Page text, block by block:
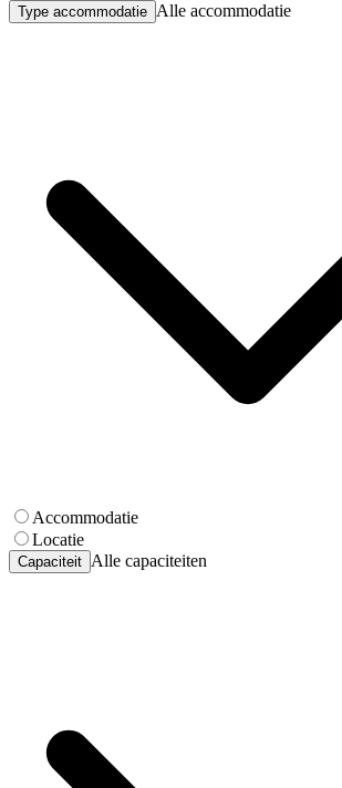
Type accommodatie Alle accommodatie
Accommodatie
Locatie
Capaciteit Alle capaciteiten